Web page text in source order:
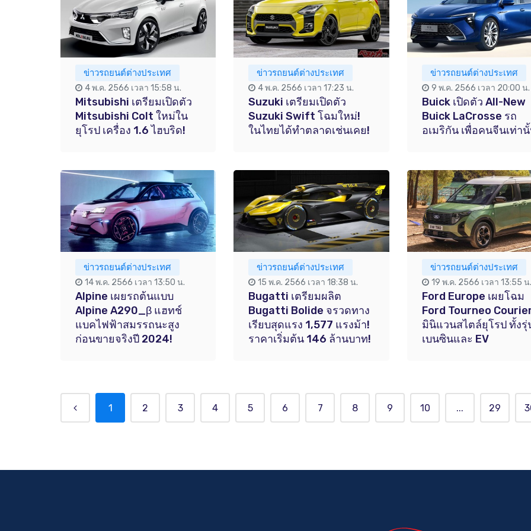
ข่าวรถยนต์ต่างประเทศ
4 พ.ค. 2566 เวลา 15:58 น.
Mitsubishi เตรียมเปิดตัว
Mitsubishi Colt ใหม่ใน
ยุโรป เครื่อง 1.6 ไฮบริด!
ข่าวรถยนต์ต่างประเทศ
4 พ.ค. 2566 เวลา 17:23 น.
Suzuki เตรียมเปิดตัว
Suzuki Swift โฉมใหม่!
ในไทยได้ทำตลาดเช่นเคย!
ข่าวรถยนต์ต่างประเทศ
9 พ.ค. 2566 เวลา 20:00 น.
Buick เปิดตัว All-New
Buick LaCrosse รถ
อเมริกัน เพื่อคนจีนเท่า
ข่าวรถยนต์ต่างประเทศ
14 พ.ค. 2566 เวลา 13:50 น.
Alpine เผยรถต้นแบบ
Alpine A290_β แฮทช์
แบคไฟฟ้าสมรรถนะสูง
ก่อนขายจริงปี 2024!
ข่าวรถยนต์ต่างประเทศ
15 พ.ค. 2566 เวลา 18:38 น.
Bugatti เตรียมผลิต
Bugatti Bolide จรวดทาง
เรียบสุดแรง 1,577 แรงม้า!
ราคาเริ่มต้น 146 ล้านบาท!
ข่าวรถยนต์ต่างประเทศ
19 พ.ค. 2566 เวลา 13:55 น.
Ford Europe เผยโฉม
Ford Tourneo
มินิแวนสไตล์ยุโรป ทั้งรุ่
เบนซินและ EV
1 2 3 4 5 6 7 8 9 10 ... 29